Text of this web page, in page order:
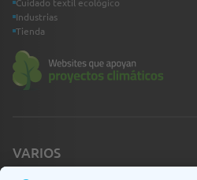
Industrias
Tienda
VARIOS